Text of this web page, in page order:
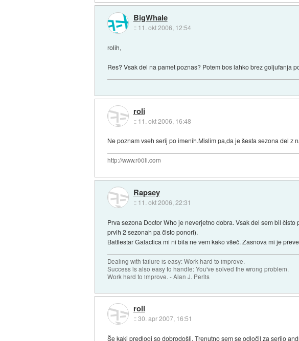
BigWhale
:: 11. okt 2006, 12:54
rolih,
Res? Vsak del na pamet poznas? Potem bos lahko brez goljufanja
roli
:: 11. okt 2006, 16:48
Ne poznam vseh serij po imenih.Mislim pa,da je šesta sezona del z
http://www.r00li.com
Rapsey
:: 11. okt 2006, 22:31
Prva sezona Doctor Who je neverjetno dobra. Vsak del sem bil
prvih 2 sezonah pa čisto ponori).
Battlestar Galactica mi ni bila ne vem kako všeč. Zasnova mi je
Dealing with failure is easy: Work hard to improve.
Success is also easy to handle: You've solved the wrong problem.
Work hard to improve. - Alan J. Perlis
roli
::30. apr 2007, 16:51
Še kaki predlogi so dobrodošli. Trenutno sem se odločil za serijo